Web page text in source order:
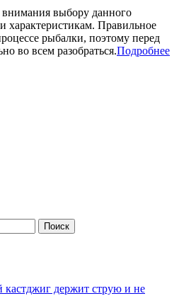
выбору данного
характеристикам. Правильное
рыбалки, поэтому перед
во всем разобраться.Подробнее
кастджиг держит струю и не